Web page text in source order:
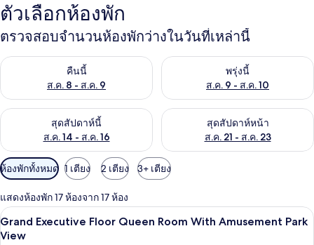
ตัวเลือกห้องพัก
ตรวจสอบจำนวนห้องพักว่างในวันที่เหล่านี้
คืนนี้
ส.ค. 8 - ส.ค. 9
ตรวจสอบจำนวนห้องพักว่างในคืนนี้ ส.ค. 8 - ส.ค. 9พรุ่งนี้
ส.ค. 9 - ส.ค. 10
ตรวจสอบจำนวนห้องพักว่างใน
สุดสัปดาห์นี้
ส.ค. 14 - ส.ค. 16
ตรวจสอบจำนวนห้องพักว่างในสุดสัปดาห์นี้ ส.ค. 14 - ส.ค. 16
สุดสัปดาห์หน้า
ส.ค. 21 - ส.ค. 23
ตรวจสอบจำนวนห้องพักว่างใน
ตัว
กรอง
ที่
มี
ให้
ห้องพักทั้งหมด 1 เตียง 2 เตียง 3+ เตียง
แสดงห้องพัก 17 ห้องจาก 17 ห้อง
เปิด
ภาพถ่าย
เตียง Tempur-Pedic, โต๊ะทำงาน, พื้
7
Grand Executive Floor Queen Room With Amusement Park
View